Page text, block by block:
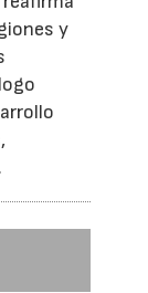
y